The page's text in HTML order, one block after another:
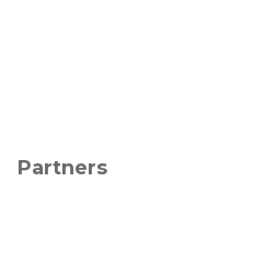
Partners